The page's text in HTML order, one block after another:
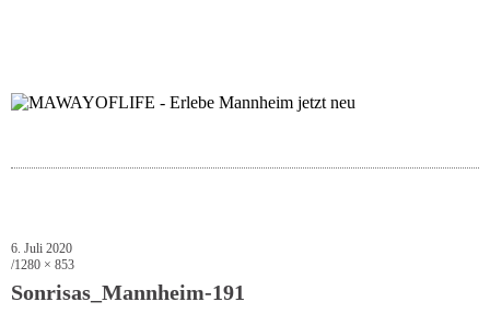
6. Juli 2020
1280 × 853
Sonrisas_Mannheim-191